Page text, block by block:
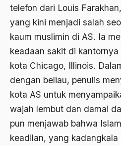
telefon dari Louis
yang kini menjadi salah
kaum muslimin di AS. Ia
keadaan sakit di
kota Chicago, Illinois.
dengan beliau, penulis
kota AS untuk
wajah lembut dan damai
pun menjawab bahwa
keadilan, yang
Agum Gumelar
Agus Miftah
Ahimsa
Ahli
ahli fikih
Ahli Ilmu Agama
ahlul sunnah wal jamaah